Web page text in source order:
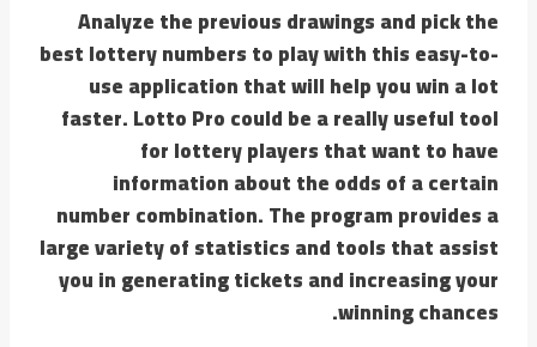
Analyze the previous drawings and pick the
best lottery numbers to play with this easy-to-
use application that will help you win a lot
faster. Lotto Pro could be a really useful tool
for lottery players that want to have
information about the odds of a certain
number combination. The program provides a
large variety of statistics and tools that assist
you in generating tickets and increasing your
winning chances.